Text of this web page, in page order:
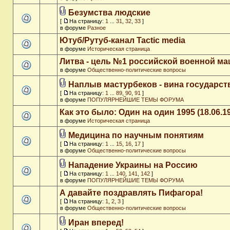
Безумства людские
[ На страницу: 1 31 32 33 ]
в форуме Разное
Ютуб/Рутуб-канал Tactic media
в форуме Историческая страница
Литва - цель №1 российской военной
в форуме Общественно-политические вопросы
Наплыв мастурбеков - вина
[ На страницу: 1 89 90 91 ]
в форуме ПОПУЛЯРНЕЙШИЕ ТЕМЫ ФОРУМА
Как это было: Один на один 1995
в форуме Историческая страница
Медицина по научным понятиям
[ На страницу: 1 15 16 17 ]
в форуме Общественно-политические вопросы
Нападение Украины на Россию
[ На страницу: 1 140 141 142 ]
в форуме ПОПУЛЯРНЕЙШИЕ ТЕМЫ ФОРУМА
А давайте поздравлять Пифагора!
[ На страницу: 1 2 3 ]
в форуме Общественно-политические вопросы
Иран вперед!